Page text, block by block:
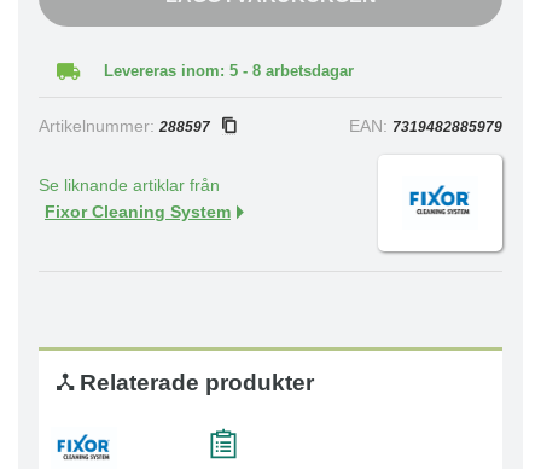
Levereras inom: 5 - 8 arbetsdagar
Artikelnummer: 288597 EAN: 7319482885979
Se liknande artiklar från
Fixor Cleaning System
Relaterade produkter